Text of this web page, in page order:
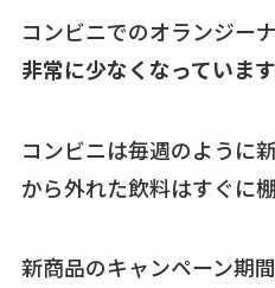
コンビニでのオランジー
非常に少なくなっています
コンビニは毎週のように
から外れた飲料はすぐに
新商品のキャンペーン期